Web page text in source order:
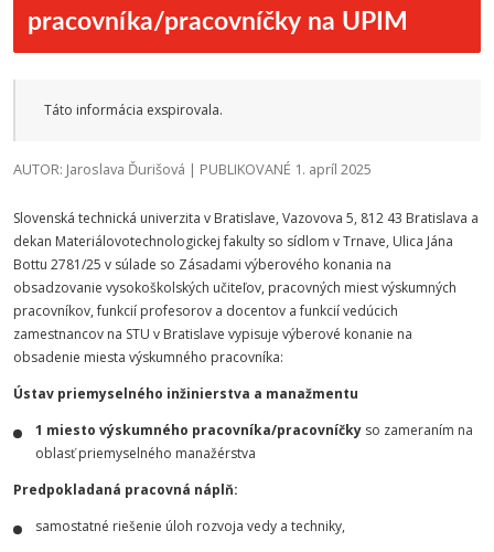
pracovníka/pracovníčky na UPIM
Táto informácia exspirovala.
AUTOR: Jaroslava Ďurišová | PUBLIKOVANÉ 1. apríl 2025
Slovenská technická univerzita v Bratislave, Vazovova 5, 812 43 Bratislava a
dekan Materiálovotechnologickej fakulty so sídlom v Trnave, Ulica Jána
Bottu 2781/25 v súlade so Zásadami výberového konania na
obsadzovanie vysokoškolských učiteľov, pracovných miest výskumných
pracovníkov, funkcií profesorov a docentov a funkcií vedúcich
zamestnancov na STU v Bratislave vypisuje výberové konanie na
obsadenie miesta výskumného pracovníka:
Ústav priemyselného inžinierstva a manažmentu
1 miesto výskumného pracovníka/pracovníčky so zameraním na
oblasť priemyselného manažérstva
Predpokladaná pracovná náplň:
samostatné riešenie úloh rozvoja vedy a techniky,